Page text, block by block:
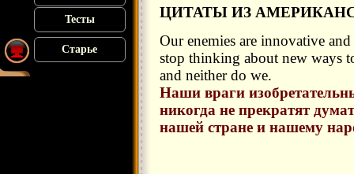
Тесты
Старье
ЦИТАТЫ ИЗ
Our enemies are innovative
stop thinking about new ways
and neither do we.
Наши враги
никогда не прекратят
нашей стране и нашему